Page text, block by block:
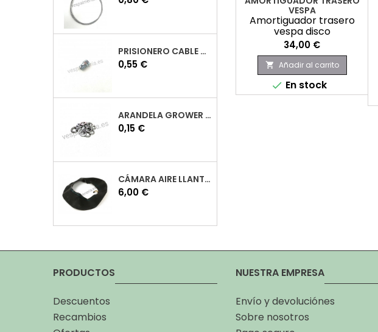
PRISIONERO CABLE CAMBIO VESPA
Precio
0,55 €
ARANDELA GROWER M7 INOX VESPA
Precio
0,15 €
CÁMARA AIRE LLANTA 10 VESPA
Precio
6,00 €
VESPA
Amortiguador trasero
vespa disco
Precio
34,00 €
 Añadir al carrito
 En stock
PRODUCTOS
Descuentos
Recambios
NUESTRA EMPRESA
Envío y devoluciónes
Sobre nosotros